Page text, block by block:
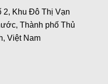
2, Khu Đô Thị Vạn
Thành phố Thủ
Việt Nam